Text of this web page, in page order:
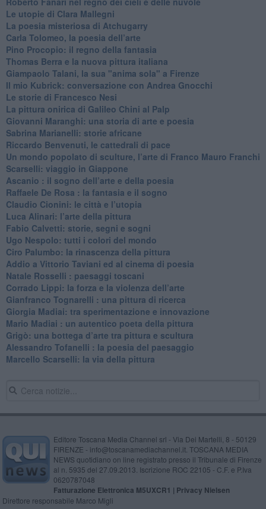
Le utopie di Clara Mallegni
​La poesia misteriosa di Atchugarry
Carla Tolomeo, la poesia dell’arte
Pino Procopio: il regno della fantasia
Thomas Berra e la nuova pittura italiana
Giampaolo Talani, la sua "anima sola" a Firenze
Il mio Kubrick: conversazione con Andrea Gnocchi
Le storie di Francesco Nesi
​La pittura onirica di Galileo Chini al Palp
​Giovanni Maranghi: una storia di arte e poesia
Sabrina Marianelli: storie africane
​Riccardo Benvenuti, le cattedrali di pace
​Un mondo popolato di sculture, l’arte di Franco Mauro Franchi
​Scarselli: viaggio in Giappone
​Ascanio : il sogno dell’arte e della poesia
Raffaele De Rosa : la fantasia e il sogno
​Claudio Cionini: le città e l’utopia
Luca Alinari: l’arte della pittura
​Fabio Calvetti: storie, segni e sogni
Ugo Nespolo: tutti i colori del mondo
​Ciro Palumbo: la rinascenza della pittura
​Addio a Vittorio Taviani ed al cinema di poesia
​Natale Rosselli : paesaggi toscani
​Corrado Lippi: la forza e la violenza dell’arte
Gianfranco Tognarelli : una pittura di ricerca
Giorgia Madiai: tra sperimentazione e innovazione
Mario Madiai : un autentico poeta della pittura
Grigò: una bottega d’arte tra pittura e scultura
Alessandro Tofanelli : la poesia del paesaggio
​Marcello Scarselli: la via della pittura
Editore Toscana Media Channel srl - Via Dei Martelli, 8 - 50129
FIRENZE - info@toscanamediachannel.it. TOSCANA MEDIA
NEWS quotidiano on line registrato presso il Tribunale di Firenze
al n. 5935 del 27.09.2013. Iscrizione ROC 22105 - C.F. e P.Iva
0620787048
Fatturazione Elettronica M5UXCR1 | Privacy Nielsen
Direttore responsabile Marco Migli